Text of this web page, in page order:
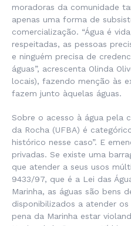
moradoras da comunidade
apenas uma forma de
comercialização. “Água é
respeitadas, as pessoas
e ninguém precisa de
águas”, acrescenta Olinda
locais), fazendo menção às
fazem junto àquelas águas.
Sobre o acesso à água pela
da Rocha (UFBA) é
histórico nesse caso”. E
privadas. Se existe uma
que atender a seus usos
9433/97, que é a Lei das
Marinha, as águas são bens
disponibilizados a atender
pena da Marinha estar